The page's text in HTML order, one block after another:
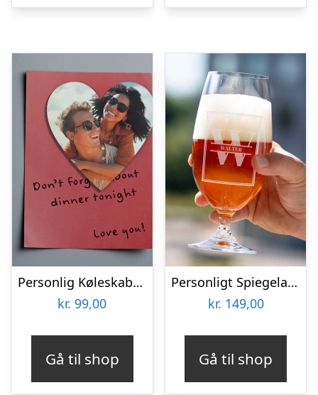
Personlig Køleskabsmagnet med Foto – Hjerte
kr. 99,00
Gå til shop
Personligt Spiegelau Ølglas med Gravering – Bogstav & Navn
kr. 149,00
Gå til shop